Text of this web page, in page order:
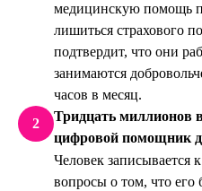
медицинскую помощь
лишиться страхового
подтвердит, что они
занимаются
часов в месяц.
2
Тридцать миллионов
цифровой помощник
Человек записывается
вопросы о том, что его